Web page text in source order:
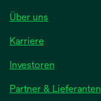
Über uns
Karriere
Investoren
einer
Partner & Lieferanten